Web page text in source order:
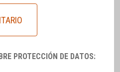
PROTECCIÓN DE DATOS: